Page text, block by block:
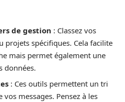
de gestion : Classez vos
projets spécifiques. Cela facilite
mais permet également une
données.
: Ces outils permettent un tri
messages. Pensez à les